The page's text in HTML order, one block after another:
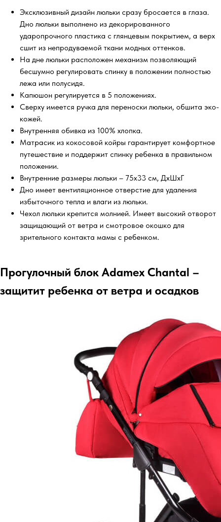
Эксклюзивный дизайн люльки сразу бросается в глаза.
Дно люльки выполнено из декорированного
ударопрочного пластика с глянцевым покрытием, а верх
сшит из непродуваемой ткани модных оттенков.
На дне люльки расположен механизм позволяющий
бесшумно регулировать спинку в положении полностью
лежа или полусидя.
Капюшон регулируется в 5 положениях.
Сверху имеется ручка для переноски люльки, обшита эко-
кожей.
Внутренняя обивка из 100% хлопка.
Матрасик из кокосовой койры гарантирует комфортное
путешествие и поддержит спинку ребенка в правильном
положении.
Внутренние размеры люльки – 75х33 см, ДхШхГ
Дно имеет вентиляционное отверстие для удаления
избыточного тепла и влаги из люльки.
Чехол люльки крепится молнией. Имеет высокий отворот
защищающий от ветра и смотровое окошко для
зрительного контакта мамы с ребенком.
Прогулочный блок Adamex Chantal –
защитит ребенка от ветра и осадков